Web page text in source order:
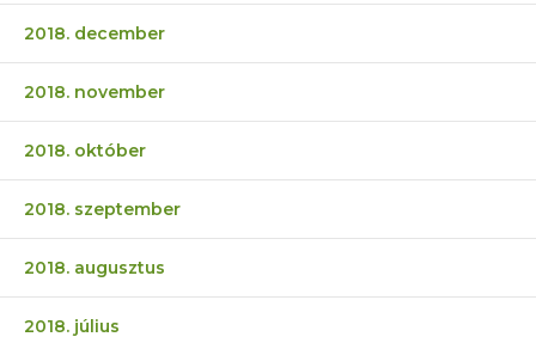
2018. december
2018. november
2018. október
2018. szeptember
2018. augusztus
2018. július